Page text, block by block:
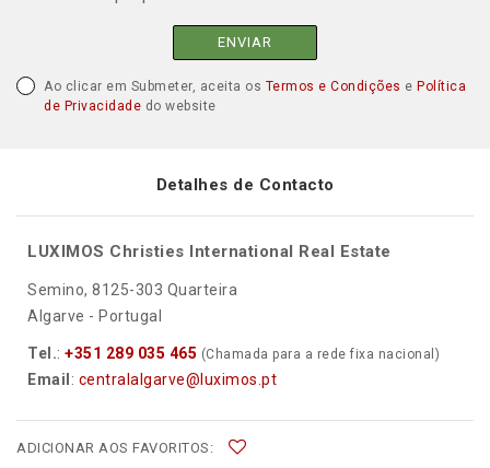
ENVIAR
Ao clicar em Submeter, aceita os Termos e Condições e Política
de Privacidade do website
Detalhes de Contacto
LUXIMOS Christies International Real Estate
Semino, 8125-303 Quarteira
Algarve - Portugal
Tel.: +351 289 035 465 (Chamada para a rede fixa nacional)
Email : centralalgarve@luximos.pt
ADICIONAR AOS FAVORITOS: